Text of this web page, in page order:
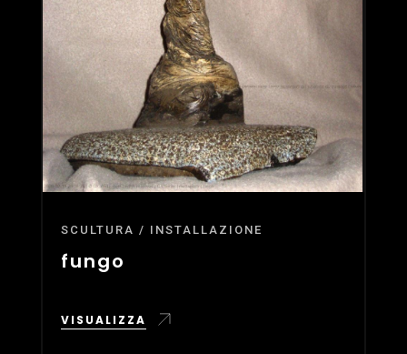
SCULTURA / INSTALLAZIONE
fungo
VISUALIZZA